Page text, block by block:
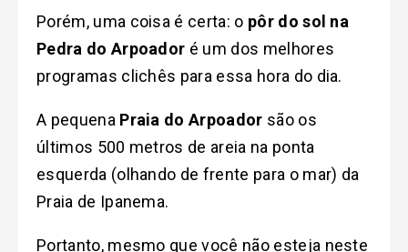
Porém, uma coisa é certa: o pôr do sol na
Pedra do Arpoador é um dos melhores
programas clichês para essa hora do dia.
A pequena Praia do Arpoador são os
últimos 500 metros de areia na ponta
esquerda (olhando de frente para o mar) da
Praia de Ipanema.
Portanto, mesmo que você não esteja neste